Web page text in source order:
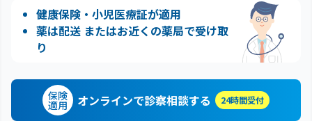
健康保険・小児医療証が適用
薬は配送 またはお近くの薬局で受け取
り
保険
適用 オンラインで診察相談する 24時間受付